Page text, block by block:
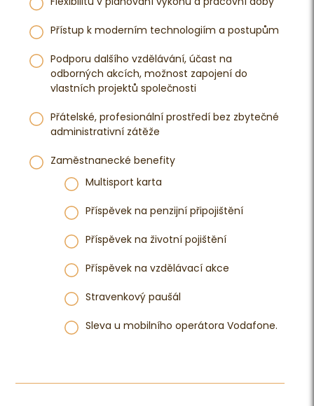
Přístup k moderním technologiím a postupům
Podporu dalšího vzdělávání, účast na
odborných akcích, možnost zapojení do
vlastních projektů společnosti
Přátelské, profesionální prostředí bez zbytečné
administrativní zátěže
Zaměstnanecké benefity
Multisport karta
Příspěvek na penzijní připojištění
Příspěvek na životní pojištění
Příspěvek na vzdělávací akce
Stravenkový paušál
Sleva u mobilního operátora Vodafone.